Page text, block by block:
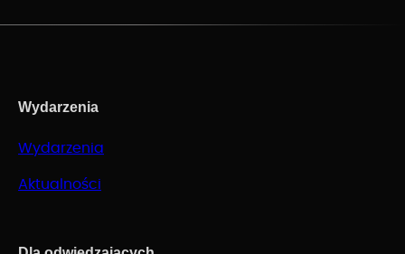
Wydarzenia
Wydarzenia
Aktualności